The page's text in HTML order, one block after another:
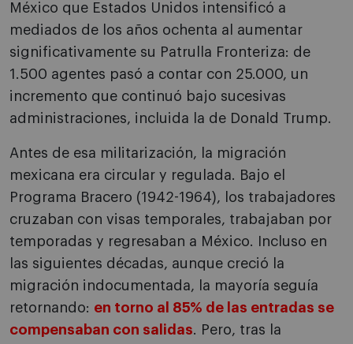
México que Estados Unidos intensificó a
mediados de los años ochenta al aumentar
significativamente su Patrulla Fronteriza: de
1.500 agentes pasó a contar con 25.000, un
incremento que continuó bajo sucesivas
administraciones, incluida la de Donald Trump.
Antes de esa militarización, la migración
mexicana era circular y regulada. Bajo el
Programa Bracero (1942-1964), los trabajadores
cruzaban con visas temporales, trabajaban por
temporadas y regresaban a México. Incluso en
las siguientes décadas, aunque creció la
migración indocumentada, la mayoría seguía
retornando: en torno al 85% de las entradas se
compensaban con salidas. Pero, tras la